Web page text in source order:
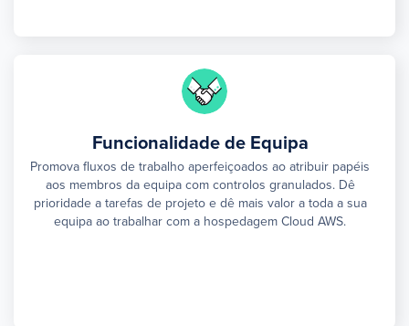
Funcionalidade de Equipa
Promova fluxos de trabalho aperfeiçoados ao atribuir papéis
aos membros da equipa com controlos granulados. Dê
prioridade a tarefas de projeto e dê mais valor a toda a sua
equipa ao trabalhar com a hospedagem Cloud AWS.